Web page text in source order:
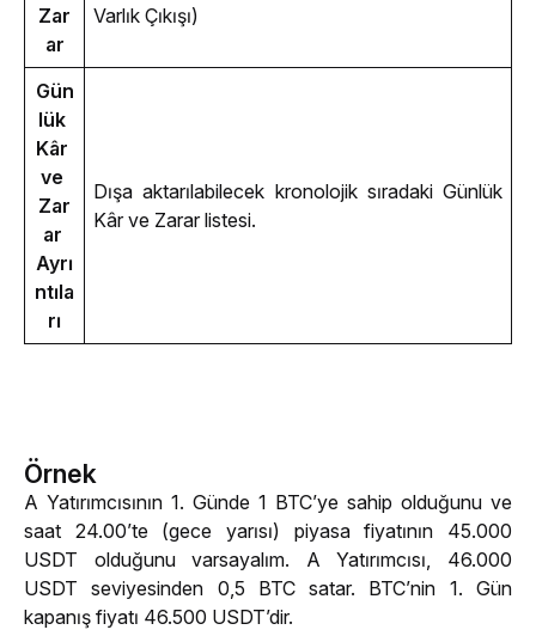
Zar
ar
Varlık Çıkışı)
Gün
lük
Kâr
ve
Zar
ar
Ayrı
ntıla
rı
Dışa aktarılabilecek kronolojik sıradaki Günlük
Kâr ve Zarar listesi.
Örnek
A Yatırımcısının 1. Günde 1 BTC’ye sahip olduğunu ve
saat 24.00’te (gece yarısı) piyasa fiyatının 45.000
USDT olduğunu varsayalım. A Yatırımcısı, 46.000
USDT seviyesinden 0,5 BTC satar. BTC’nin 1. Gün
kapanış fiyatı 46.500 USDT’dir.